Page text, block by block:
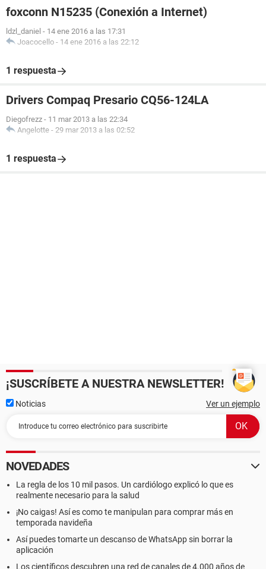
foxconn N15235 (Conexión a Internet)
ldzl_daniel - 14 ene 2016 a las 17:31
Joacocello - 14 ene 2016 a las 22:12
1 respuesta
Drivers Compaq Presario CQ56-124LA
Diegofrezz - 11 mar 2013 a las 22:34
Angelotte - 29 mar 2013 a las 02:52
1 respuesta
¡SUSCRÍBETE A NUESTRA NEWSLETTER!
Noticias Ver un ejemplo
NOVEDADES
La regla de los 10 mil pasos. Un cardiólogo explicó lo que es
realmente necesario para la salud
¡No caigas! Así es como te manipulan para comprar más en
temporada navideña
Así puedes tomarte un descanso de WhatsApp sin borrar la
aplicación
Los científicos descubren una red de canales de 4.000 años de